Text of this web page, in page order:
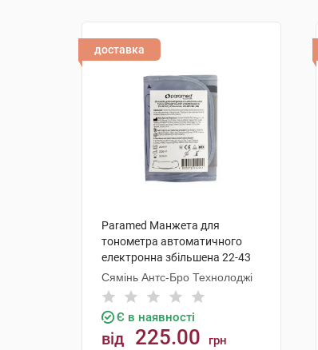
доставка
Paramed Манжета для
тонометра автоматичного
електронна збільшена 22-43
см 1 шт
Сямінь Антс-Бро Технолоджі
Є в наявності
від 225.00 грн